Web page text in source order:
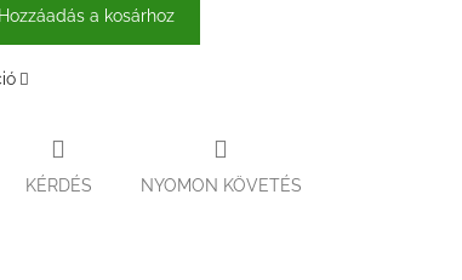
Hozzáadás a kosárhoz
KÉRDÉS NYOMON KÖVETÉS